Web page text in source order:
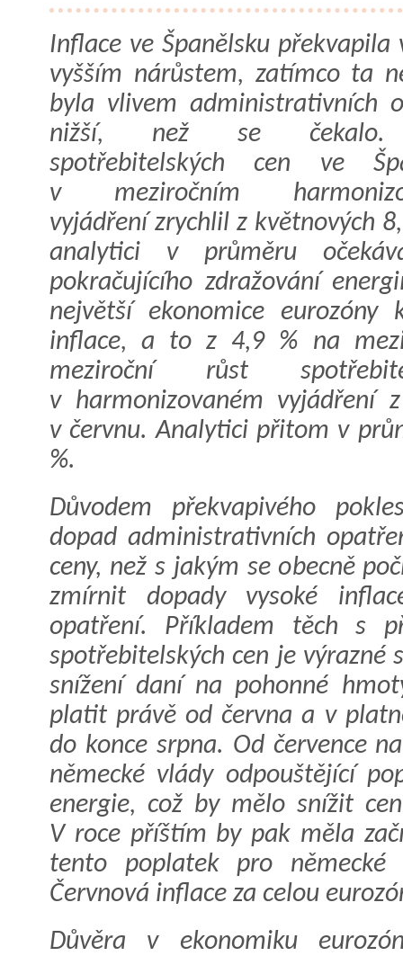
Inflace ve Španělsku překvapila
vyšším nárůstem, zatímco ta
byla vlivem administrativních
nižší, než se čekalo.
spotřebitelských cen ve
v meziročním
vyjádření zrychlil z květnových
analytici v průměru
pokračujícího zdražování
největší ekonomice
inflace, a to z 4,9 % na
meziroční růst
v harmonizovaném
v červnu. Analytici přitom v
%.
Důvodem překvapivého
dopad administrativních
ceny, než s jakým se obecně
zmírnit dopady vysoké
opatření. Příkladem těch s
spotřebitelských cen je výrazné
snížení daní na pohonné
platit právě od června a v
do konce srpna. Od července
německé vlády odpouštějící
energie, což by mělo snížit
V roce příštím by pak měla
tento poplatek pro německé
Červnová inflace za celou
Důvěra v ekonomiku